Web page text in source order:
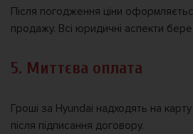
Після погодження ціни
продажу. Всі юридичні аспекти
5. Миттєва оплата
Гроші за Hyundai надходять на
після підписання договору.